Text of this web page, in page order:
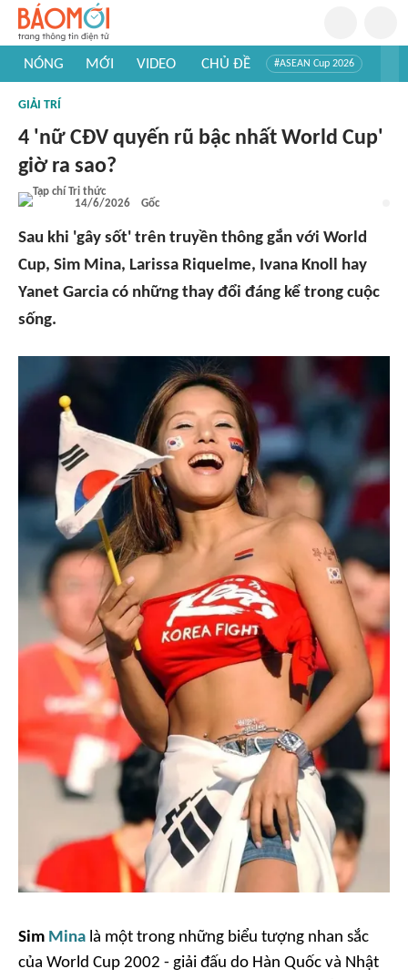
NÓNG MỚI VIDEO CHỦ ĐỀ #ASEAN Cup 2026
#Khám phá thế giới
GIẢI TRÍ
4 'nữ CĐV quyến rũ bậc nhất World Cup'
giờ ra sao?
14/6/2026 Gốc
Sau khi 'gây sốt' trên truyền thông gắn với World
Cup, Sim Mina, Larissa Riquelme, Ivana Knoll hay
Yanet Garcia có những thay đổi đáng kể trong cuộc
sống.
Sim Mina là một trong những biểu tượng nhan sắc
của World Cup 2002 - giải đấu do Hàn Quốc và Nhật